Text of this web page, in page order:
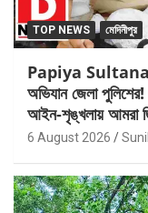
TOP NEWS মেদিনীপুর
Papiya Sultana :
অভিযান জেলা
আইন-শৃঙ্খলায় আমরা
6 August 2026